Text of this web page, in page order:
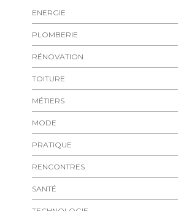
ENERGIE
PLOMBERIE
RÉNOVATION
TOITURE
MÉTIERS
MODE
PRATIQUE
RENCONTRES
SANTÉ